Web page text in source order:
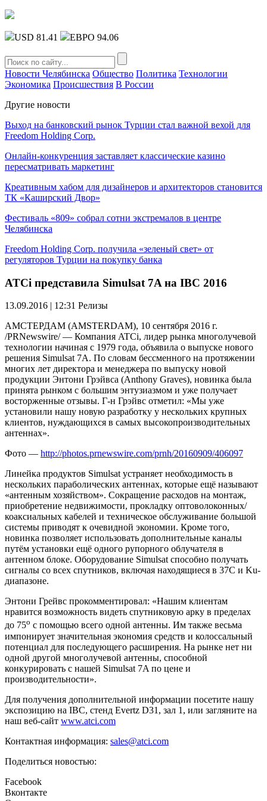
USD 81.41 ЕВРО 94.06
Новости Челябинска Общество Политика Технологии
Экономика Происшествия В России
Другие новости
Выход на банковский рынок Турции стал важной вехой для
Freedom Holding Corp.
Онлайн-конкуренция заставляет классические казино
пересматривать маркетинг
Креативным хабом для дизайнеров и архитекторов становится
ТК «Каширский Двор»
Фестиваль «809» собрал сотни экстремалов в центре
Челябинска
Freedom Holding Corp. получила «зеленый свет» от
регуляторов Турции на покупку банка
ATCi представила Simulsat 7A на IBC 2016
13.09.2016 | 12:31 Релизы
АМСТЕРДАМ (AMSTERDAM), 10 сентября 2016 г.
/PRNewswire/ — Компания ATCi, лидер рынка многолучевой
технологии начиная с 1979 года, объявила о выпуске нового
решения Simulsat 7A. По словам бессменного на протяжении
многих лет директора и менеджера по выпуску новой
продукции Энтони Грэйвса (Anthony Graves), новинка была
принята рынком с большим энтузиазмом и уже получает
восторженные отзывы. Г-н Грэйвс отметил: «Мы уже
установили нашу новую разработку у нескольких крупных
клиентов, нуждающихся в самых высокопроизводительных
антеннах».
Фото — http://photos.prnewswire.com/prnh/20160909/406097
Линейка продуктов Simulsat устраняет необходимость в
нескольких параболических антеннах, которые ещё называют
«антенным хозяйством». Сокращение расходов на монтаж,
приобретение недвижимости, прокладку оптоволоконных/
коаксиальных кабелей и техническое обслуживание большой
системы приводят к очевидной экономии. Кроме того,
новинка позволяет использовать дополнительные каналы
путём установки ещё одного рупорного облучателя в
антенном блоке. Оборудование Simulsat способно получать
сигналы со всех спутников, включая находящиеся в 37С и Ku-
диапазоне.
Энтони Грейвс прокомментировал: «Нашим клиентам
нравится возможность видеть спутниковую арку в пределах
до 75о c помощью всего одной антенны. Им также весьма
импонирует значительная экономия средств и колоссальный
потенциал для последующего расширения. На рынке нет ни
одной другой многолучевой антенны, способной
конкурировать с нашей Simulsat 7A по цене и
производительности».
Для получения дополнительной информации посетите нашу
экспозицию на IBC, стенд Evertz D31, зал 1, или загляните на
наш веб-сайт www.atci.com
Контактная информация: sales@atci.com
Поделиться новостью:
Facebook
Вконтакте